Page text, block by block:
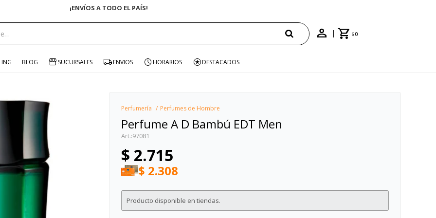
ENVÍO GRATIS EN COMPRAS +$1500 CON CUPÓN "ENVÍO"
$0
BLOG SUCURSALES ENVIOS HORARIOS DESTACADOS
Perfumería Perfumes de Hombre
Perfume A D Bambú EDT Men
97081
$ 2.715
$ 2.308
Producto disponible en tiendas.